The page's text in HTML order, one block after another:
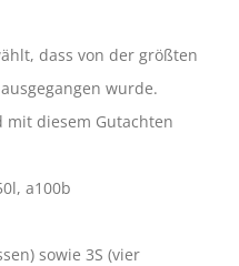
dass von der größten
wurde.
mit diesem Gutachten
a100b
sowie 3S (vier